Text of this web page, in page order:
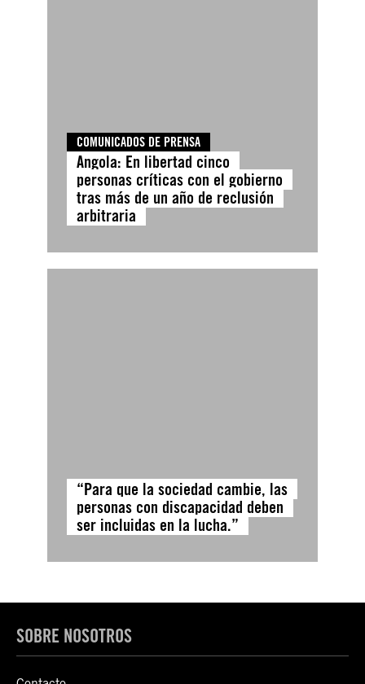
COMUNICADOS DE PRENSA
Angola: En libertad cinco
personas críticas con el gobierno
tras más de un año de reclusión
arbitraria
“Para que la sociedad cambie, las
personas con discapacidad deben
ser incluidas en la lucha.”
SOBRE NOSOTROS